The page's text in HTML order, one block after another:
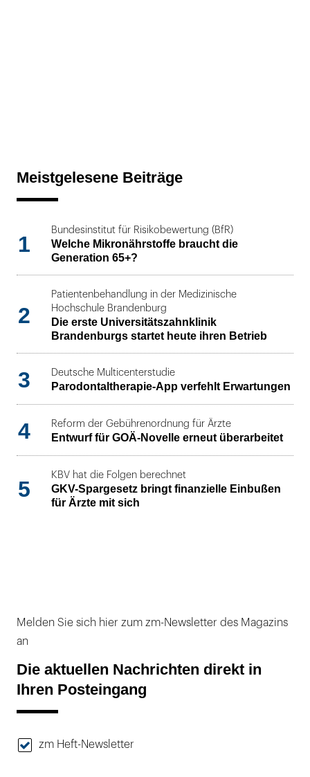
Meistgelesene Beiträge
1
Bundesinstitut für Risikobewertung (BfR)
Welche Mikronährstoffe braucht die
Generation 65+?
2
Patientenbehandlung in der Medizinische
Hochschule Brandenburg
Die erste Universitätszahnklinik
Brandenburgs startet heute ihren Betrieb
3 Deutsche Multicenterstudie
Parodontaltherapie-App verfehlt Erwartungen
4 Reform der Gebührenordnung für Ärzte
Entwurf für GOÄ-Novelle erneut überarbeitet
5
KBV hat die Folgen berechnet
GKV-Spargesetz bringt finanzielle Einbußen
für Ärzte mit sich
Melden Sie sich hier zum zm-Newsletter des Magazins
an
Die aktuellen Nachrichten direkt in
Ihren Posteingang
zm Heft-Newsletter